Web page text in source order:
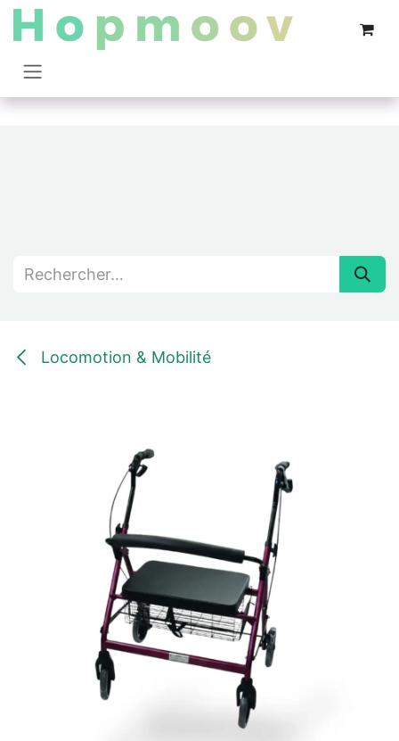
Se rendre au contenu
Locomotion & Mobilité